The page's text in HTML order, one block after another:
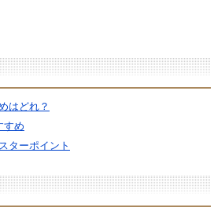
はどれ？
すめ
ターポイント